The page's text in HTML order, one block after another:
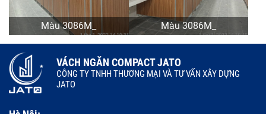
Màu 3086M_ Màu 3086M_
VÁCH NGĂN COMPACT JATO
CÔNG TY TNHH THƯƠNG MẠI VÀ TƯ VẤN XÂY DỰNG
JATO